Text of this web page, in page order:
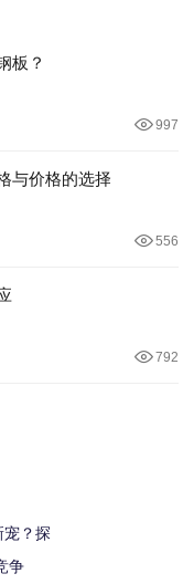
板？
997
与价格的选择
556
792
宠？探
争